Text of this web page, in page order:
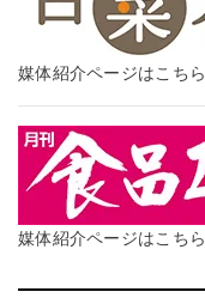
媒体紹介ページはこちら
媒体紹介ページはこちら